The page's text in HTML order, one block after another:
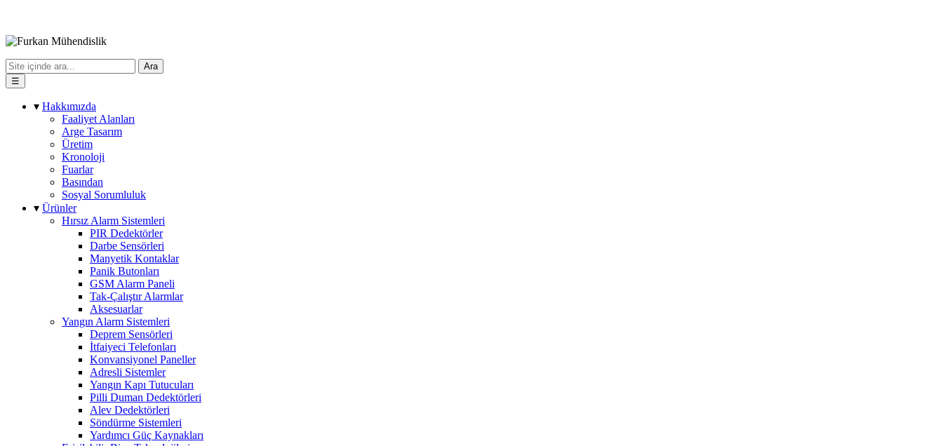
Ara
☰
▾ Hakkımızda
Faaliyet Alanları
Arge Tasarım
Üretim
Kronoloji
Fuarlar
Basından
Sosyal Sorumluluk
▾ Ürünler
Hırsız Alarm Sistemleri
PIR Dedektörler
Darbe Sensörleri
Manyetik Kontaklar
Panik Butonları
GSM Alarm Paneli
Tak-Çalıştır Alarmlar
Aksesuarlar
Yangın Alarm Sistemleri
Deprem Sensörleri
İtfaiyeci Telefonları
Konvansiyonel Paneller
Adresli Sistemler
Yangın Kapı Tutucuları
Pilli Duman Dedektörleri
Alev Dedektörleri
Söndürme Sistemleri
Yardımcı Güç Kaynakları